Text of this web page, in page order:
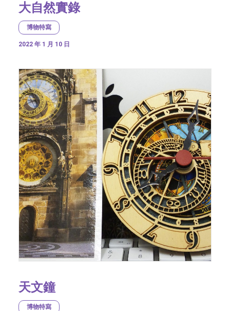
大自然實錄
博物特寫
2022 年 1 月 10 日
天文鐘
博物特寫